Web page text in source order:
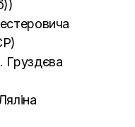
Груздєва